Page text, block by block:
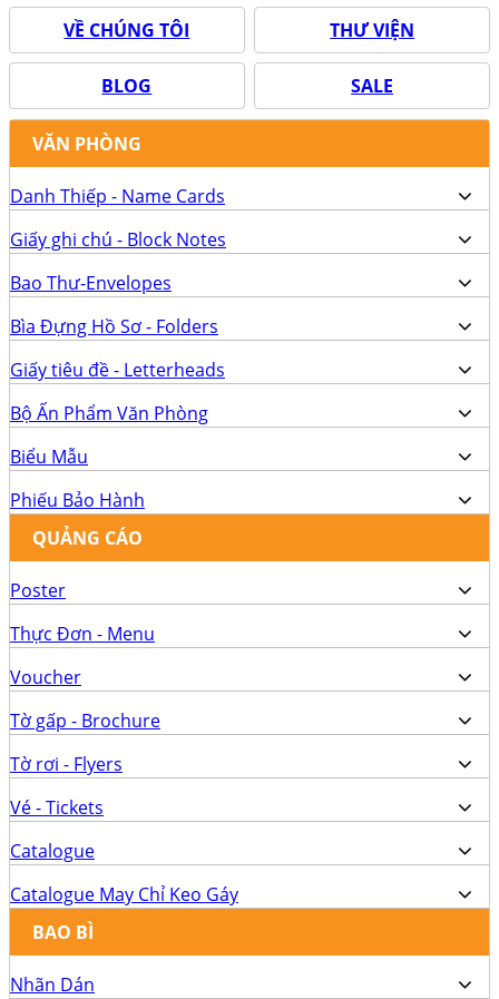
VỀ CHÚNG TÔI THƯ VIỆN
BLOG SALE
VĂN PHÒNG
Danh Thiếp - Name Cards
Giấy ghi chú - Block Notes
Bao Thư-Envelopes
Bìa Đựng Hồ Sơ - Folders
Giấy tiêu đề - Letterheads
Bộ Ấn Phẩm Văn Phòng
Biểu Mẫu
Phiếu Bảo Hành
QUẢNG CÁO
Poster
Thực Đơn - Menu
Voucher
Tờ gấp - Brochure
Tờ rơi - Flyers
Vé - Tickets
Catalogue
Catalogue May Chỉ Keo Gáy
BAO BÌ
Nhãn Dán